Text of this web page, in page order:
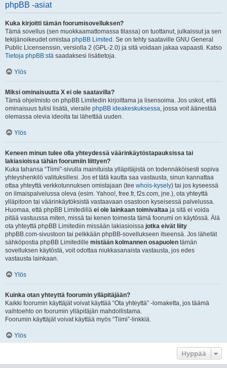
phpBB -asiat
Kuka kirjoitti tämän foorumisovelluksen?
Tämä sovellus (sen muokkaamattomassa tilassa) on tuottanut, julkaissut ja sen
tekijänoikeudet omistaa phpBB Limited . Se on tehty saataville GNU General
Public Licensenssin, versiolla 2 (GPL-2.0) ja sitä voidaan jakaa vapaasti. Katso
Tietoja phpBB:stä saadaksesi lisätietoja.
Ylös
Miksi ominaisuutta X ei ole saatavilla?
Tämä ohjelmisto on phpBB Limitedin kirjoittama ja lisensoima. Jos uskot, että
ominaisuus tulisi lisätä, vieraile phpBB ideakeskuksessa, jossa voit äänestää
olemassa olevia ideoita tai lähettää uuden.
Ylös
Keneen minun tulee olla yhteydessä väärinkäytöstapauksissa tai
lakiasioissa tähän foorumiin liittyen?
Kuka tahansa “Tiimi”-sivulla mainituista ylläpitäjistä on todennäköisesti sopiva
yhteyshenkilö valituksillesi. Jos et tätä kautta saa vastausta, sinun kannattaa
ottaa yhteyttä verkkotunnuksen omistajaan (tee whois-kysely) tai jos kyseessä
on ilmaispalvelussa oleva (esim. Yahoo!, free.fr, f2s.com, jne.), ota yhteyttä
ylläpitoon tai väärinkäytöksistä vastaavaan osastoon kyseisessä palvelussa.
Huomaa, että phpBB Limitedillä ei ole lainkaan toimivaltaa ja sitä ei voida
pitää vastuussa miten, missä tai kenen toimesta tämä foorumi on käytössä. Älä
ota yhteyttä phpBB Limitediin missään lakiasioissa jotka eivät liity
phpBB.com-sivustoon tai pelkkään phpBB-sovellukseen itseensä. Jos lähetät
sähköpostia phpBB Limitedille mistään kolmannen osapuolen tämän
sovelluksen käytöstä, voit odottaa niukkasanaista vastausta, jos edes
vastausta lainkaan.
Ylös
Kuinka otan yhteyttä foorumin ylläpitäjään?
Kaikki foorumin käyttäjät voivat käyttää “Ota yhteyttä” -lomaketta, jos täämä
vaihtoehto on foorumin ylläpitäjän mahdollistama.
Foorumin käyttäjät voivat käyttää myös “Tiimi”-linkkiä.
Ylös
Hyppää